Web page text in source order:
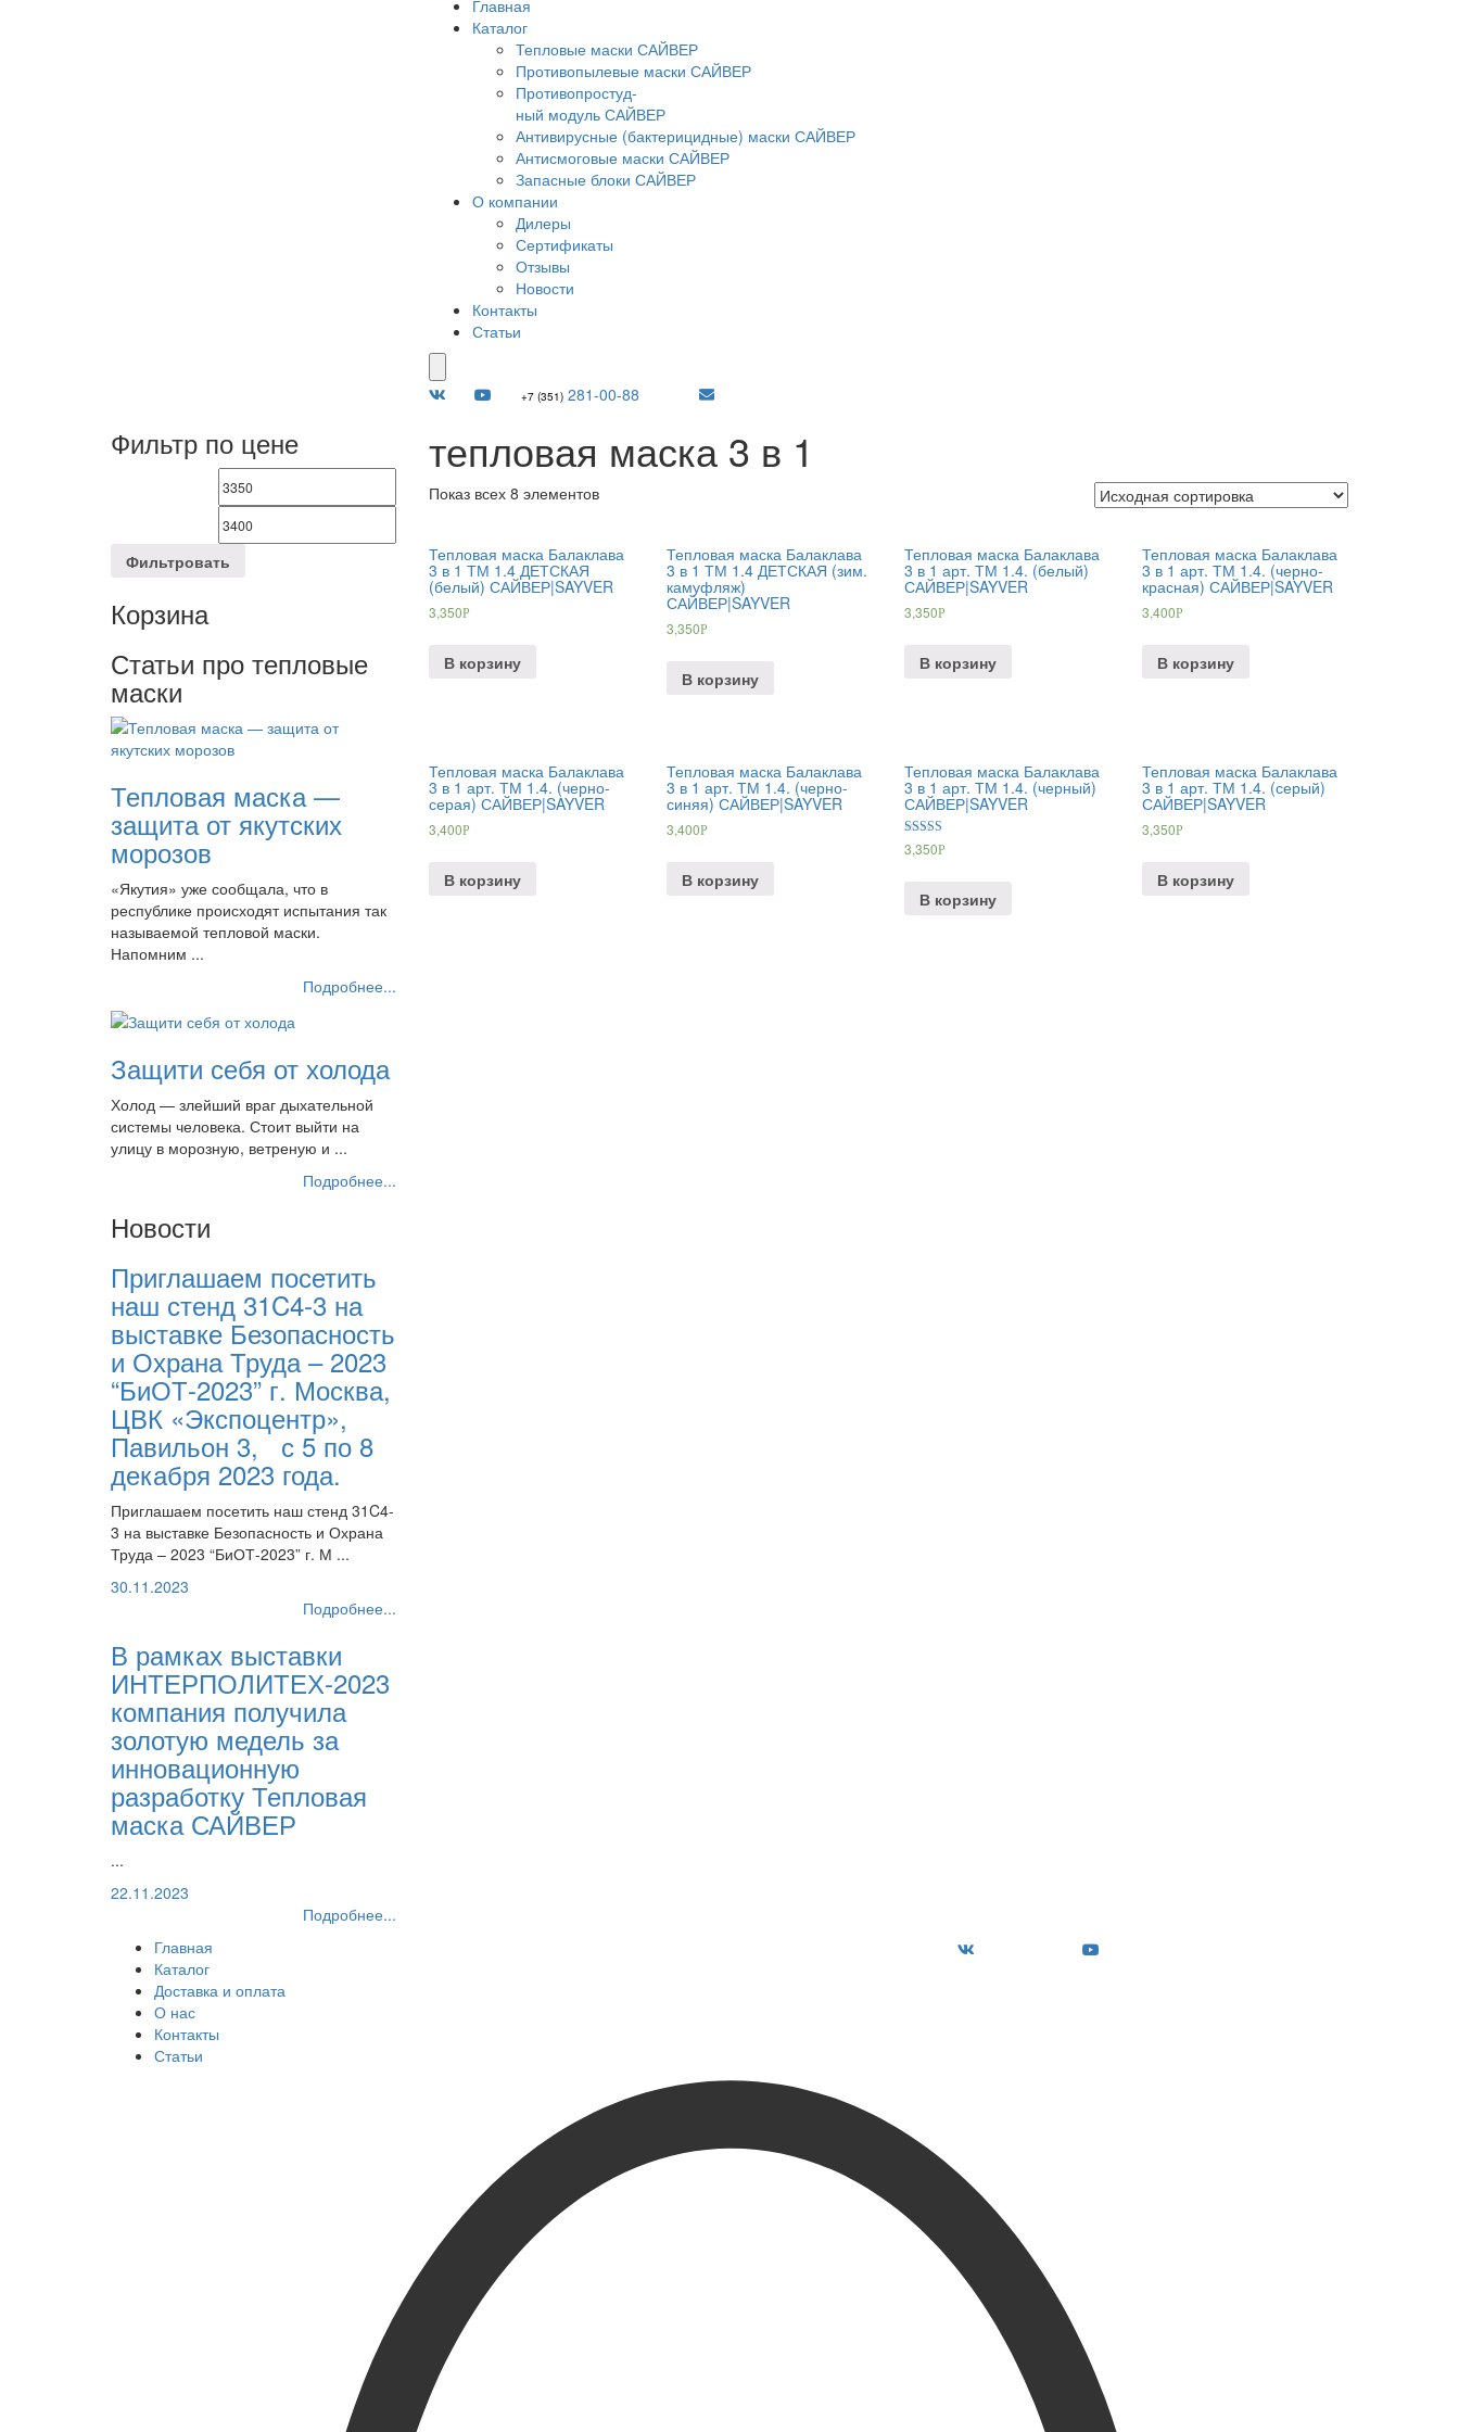
Главная
Каталог
Тепловые маски САЙВЕР
Противопылевые маски САЙВЕР
Противопростуд-
ный модуль САЙВЕР
Антивирусные (бактерицидные) маски САЙВЕР
Антисмоговые маски САЙВЕР
Запасные блоки САЙВЕР
О компании
Дилеры
Сертификаты
Отзывы
Новости
Контакты
Статьи
+7 (351)281-00-88
Фильтр по цене
Фильтровать
Корзина
Статьи про тепловые
маски
Тепловая маска —
защита от якутских
морозов
«Якутия» уже сообщала, что в
республике происходят испытания так
называемой тепловой маски.
Напомним ...
Подробнее...
Защити себя от холода
Холод — злейший враг дыхательной
системы человека. Стоит выйти на
улицу в морозную, ветреную и ...
Подробнее...
Новости
Приглашаем посетить
наш стенд 31C4-3 на
выставке Безопасность
и Охрана Труда – 2023
“БиОТ-2023” г. Москва,
ЦВК «Экспоцентр»,
Павильон 3, с 5 по 8
декабря 2023 года.
Приглашаем посетить наш стенд 31C4-
3 на выставке Безопасность и Охрана
Труда – 2023 “БиОТ-2023” г. М ...
30.11.2023
Подробнее...
В рамках выставки
ИНТЕРПОЛИТЕХ-2023
компания получила
золотую медель за
инновационную
разработку Тепловая
маска САЙВЕР
...
22.11.2023
Подробнее...
тепловая маска 3 в 1
Показ всех 8 элементов
Тепловая маска Балаклава
3 в 1 ТМ 1.4 ДЕТСКАЯ
(белый) САЙВЕР|SAYVER
3,350Р
В корзину
Тепловая маска Балаклава
3 в 1 ТМ 1.4 ДЕТСКАЯ (зим.
камуфляж)
САЙВЕР|SAYVER
3,350Р
В корзину
Тепловая маска Балаклава
3 в 1 арт. ТМ 1.4. (белый)
САЙВЕР|SAYVER
3,350Р
В корзину
Тепловая маска Балаклава
3 в 1 арт. ТМ 1.4. (черно-
красная) САЙВЕР|SAYVER
3,400Р
В корзину
Тепловая маска Балаклава
3 в 1 арт. ТМ 1.4. (черно-
серая) САЙВЕР|SAYVER
3,400Р
В корзину
Тепловая маска Балаклава
3 в 1 арт. ТМ 1.4. (черно-
синяя) САЙВЕР|SAYVER
3,400Р
В корзину
Тепловая маска Балаклава
3 в 1 арт. ТМ 1.4. (черный)
САЙВЕР|SAYVER
Оценка
5.00
3,350Р
В корзину
Тепловая маска Балаклава
3 в 1 арт. ТМ 1.4. (серый)
САЙВЕР|SAYVER
3,350Р
В корзину
Главная
Каталог
Доставка и оплата
О нас
Контакты
Статьи